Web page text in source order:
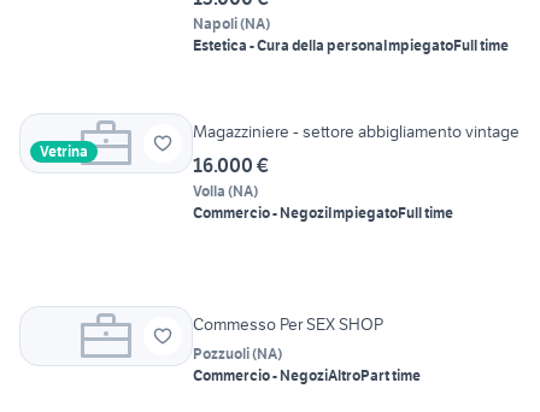
Napoli(NA)
Estetica - Cura della personaImpiegatoFull time
Vetrina
Magazziniere - settore abbigliamento vintage
16.000 €
Volla (NA)
Commercio - NegoziImpiegatoFull time
Commesso Per SEX SHOP
Pozzuoli(NA)
Commercio - NegoziAltroPart time